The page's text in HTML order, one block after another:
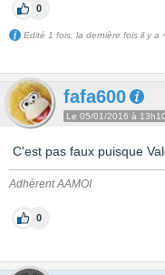
0
Edité 1 fois, la dernière fois il y a
fafa600
Le 05/01/2016 à 13h10
C'est pas faux puisque
Adhèrent AAMOI
0